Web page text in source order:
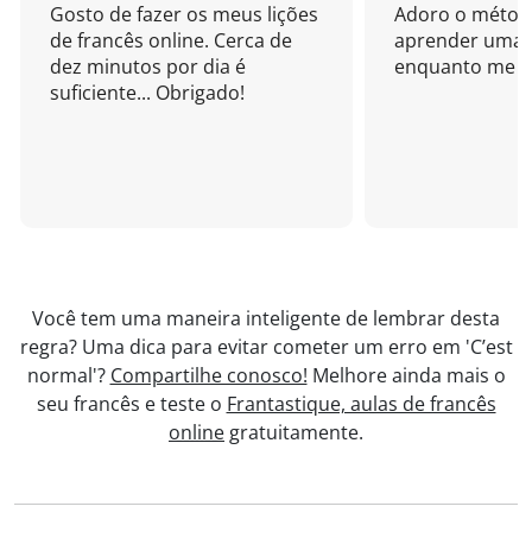
Gosto de fazer os meus lições
de francês online. Cerca de
dez minutos por dia é
suficiente... Obrigado!
Adoro o
aprender uma
enquanto me
Você tem uma maneira inteligente de lembrar desta
regra? Uma dica para evitar cometer um erro em 'C’est
normal'? Compartilhe conosco! Melhore ainda mais o
seu francês e teste o Frantastique, aulas de francês
online gratuitamente.